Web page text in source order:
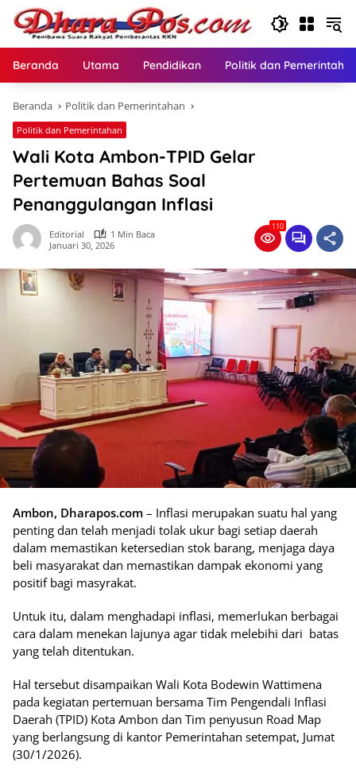
Langsung
konten
Beranda Utama Pendidikan Politik dan
Beranda Politik dan Pemerintahan
Politik dan Pemerintahan
Wali Kota Ambon-TPID Gelar
Pertemuan Bahas Soal
Penanggulangan Inflasi
Editorial
1 Min Baca
Januari 30, 2026
110
Ambon, Dharapos.com – Inflasi merupakan suatu hal yang
penting dan telah menjadi tolak ukur bagi setiap daerah
dalam memastikan ketersedian stok barang, menjaga daya
beli masyarakat dan memastikan dampak ekonomi yang
positif bagi masyrakat.
Untuk itu, dalam menghadapi inflasi, memerlukan berbagai
cara dalam menekan lajunya agar tidak melebihi dari batas
yang telah ditentukan.
Hal tersebut disampaikan Wali Kota Bodewin Wattimena
pada kegiatan pertemuan bersama Tim Pengendali Inflasi
Daerah (TPID) Kota Ambon dan Tim penyusun Road Map
yang berlangsung di kantor Pemerintahan setempat, Jumat
(30/1/2026).